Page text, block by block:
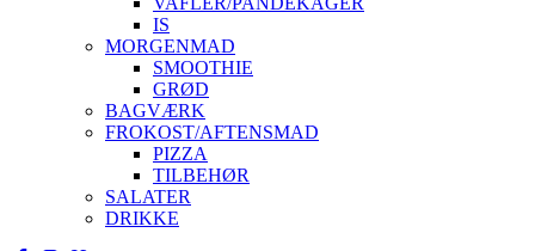
IS
MORGENMAD
SMOOTHIE
GRØD
BAGVÆRK
FROKOST/AFTENSMAD
PIZZA
TILBEHØR
SALATER
DRIKKE